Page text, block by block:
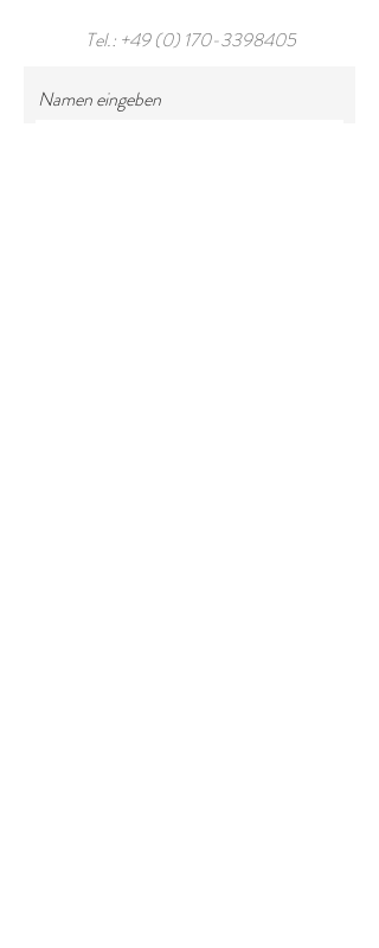
Tel.: +49 (0) 170-3398405
Namen eingeben